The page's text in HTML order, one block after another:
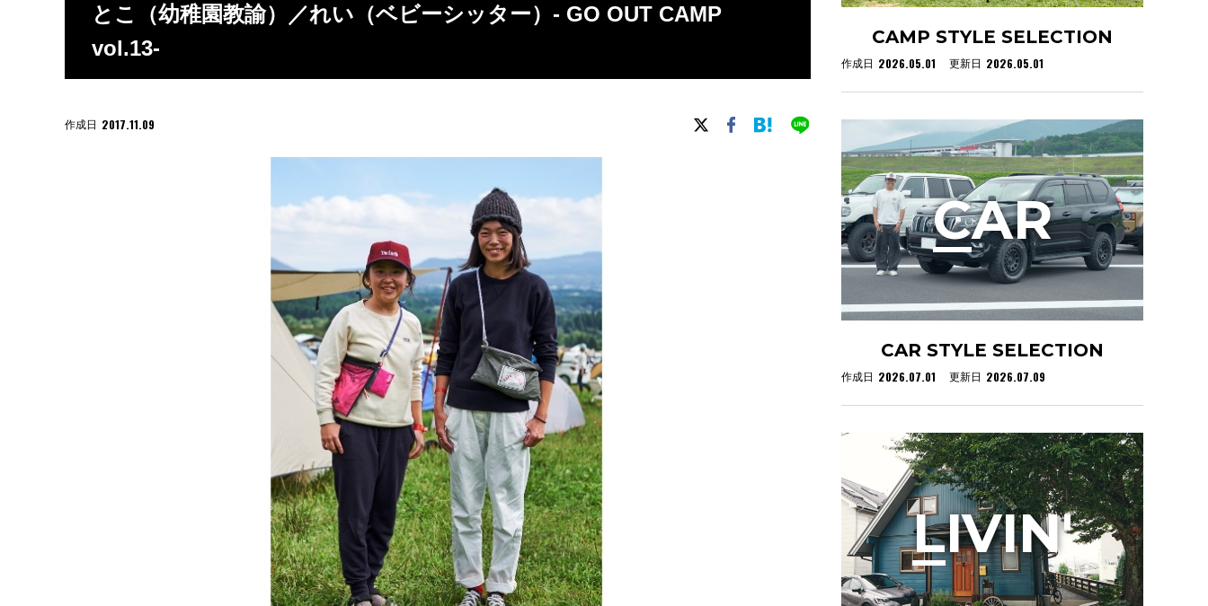
とこ（幼稚園教諭）／れい（ベビーシッター）- GO OUT CAMP
vol.13-
作成日 2017.11.09
CAMP STYLE SELECTION
作成日 2026.05.01 更新日 2026.05.01
CAR STYLE SELECTION
作成日 2026.07.01 更新日 2026.07.09
CAR
LIVIN'